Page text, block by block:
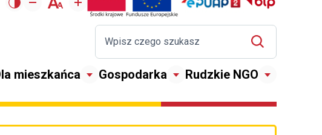
mieszkańca Gospodarka Rudzkie NGO